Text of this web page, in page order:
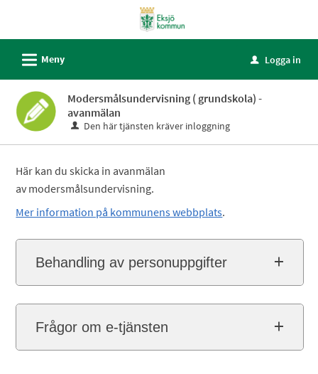
självservice
Eksjö
kommun
L Meny u Logga in
Modersmålsundervisning ( grundskola) -
avanmälan
Den här tjänsten kräver inloggning
Här kan du skicka in avanmälan
av modersmålsundervisning.
Mer information på kommunens webbplats.
Behandling av personuppgifter
Frågor om e-tjänsten